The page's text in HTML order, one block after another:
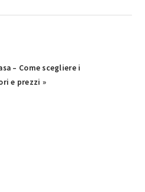
– Come scegliere i
e prezzi »